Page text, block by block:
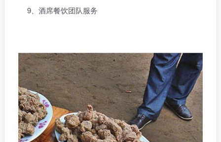
9、酒席餐饮团队服务